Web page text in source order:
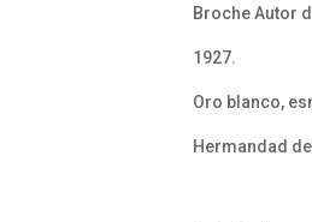
Broche Autor
1927.
Oro blanco,
Hermandad